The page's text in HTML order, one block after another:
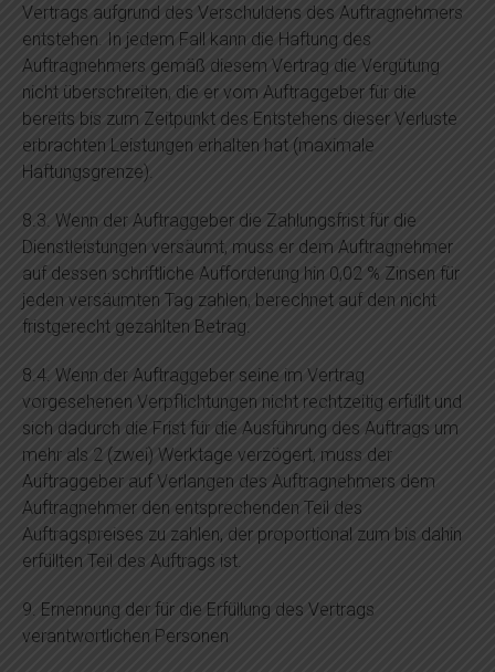
Vertrags aufgrund des Verschuldens des Auftragnehmers
entstehen. In jedem Fall kann die Haftung des
Auftragnehmers gemäß diesem Vertrag die Vergütung
nicht überschreiten, die er vom Auftraggeber für die
bereits bis zum Zeitpunkt des Entstehens dieser Verluste
erbrachten Leistungen erhalten hat (maximale
Haftungsgrenze).
8.3. Wenn der Auftraggeber die Zahlungsfrist für die
Dienstleistungen versäumt, muss er dem Auftragnehmer
auf dessen schriftliche Aufforderung hin 0,02 % Zinsen für
jeden versäumten Tag zahlen, berechnet auf den nicht
fristgerecht gezahlten Betrag.
8.4. Wenn der Auftraggeber seine im Vertrag
vorgesehenen Verpflichtungen nicht rechtzeitig erfüllt und
sich dadurch die Frist für die Ausführung des Auftrags um
mehr als 2 (zwei) Werktage verzögert, muss der
Auftraggeber auf Verlangen des Auftragnehmers dem
Auftragnehmer den entsprechenden Teil des
Auftragspreises zu zahlen, der proportional zum bis dahin
erfüllten Teil des Auftrags ist.
9. Ernennung der für die Erfüllung des Vertrags
verantwortlichen Personen